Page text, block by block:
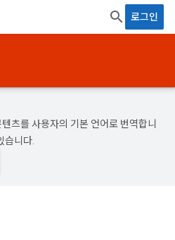
로그인
츠를 사용자의 기본 언어로 번역합니
습니다.